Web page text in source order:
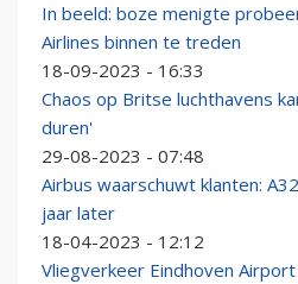
In beeld: boze menigte
Airlines binnen te treden
18-09-2023 - 16:33
Chaos op Britse luchthavens
duren'
29-08-2023 - 07:48
Airbus waarschuwt klanten:
jaar later
18-04-2023 - 12:12
Vliegverkeer Eindhoven